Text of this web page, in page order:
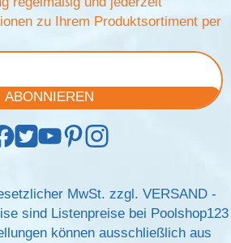
zu Ihrem Produktsortiment per
ABONNIEREN
MwSt. zzgl. VERSAND -
sind Listenpreise bei Poolshop123
können ausschließlich aus